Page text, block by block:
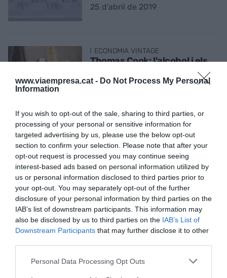
www.viaempresa.cat - Do Not Process My Personal
Information
If you wish to opt-out of the sale, sharing to third parties, or
processing of your personal or sensitive information for
targeted advertising by us, please use the below opt-out
section to confirm your selection. Please note that after your
opt-out request is processed you may continue seeing
interest-based ads based on personal information utilized by
us or personal information disclosed to third parties prior to
your opt-out. You may separately opt-out of the further
disclosure of your personal information by third parties on the
IAB’s list of downstream participants. This information may
also be disclosed by us to third parties on the IAB’s List of
Downstream Participants that may further disclose it to other
Personal Data Processing Opt Outs
25 d’abril de 2019
ECONOMIA VINTAGE
Thomas Cook: l'alcohol i els
turisme
TURISME
Catalunya reclama a
Barcelona lideratge en
l'estratègia turística del país
16 d’abril de 2019
ECONOMIA VINTAGE
El negoci més antic del món
12 d’abril de 2019